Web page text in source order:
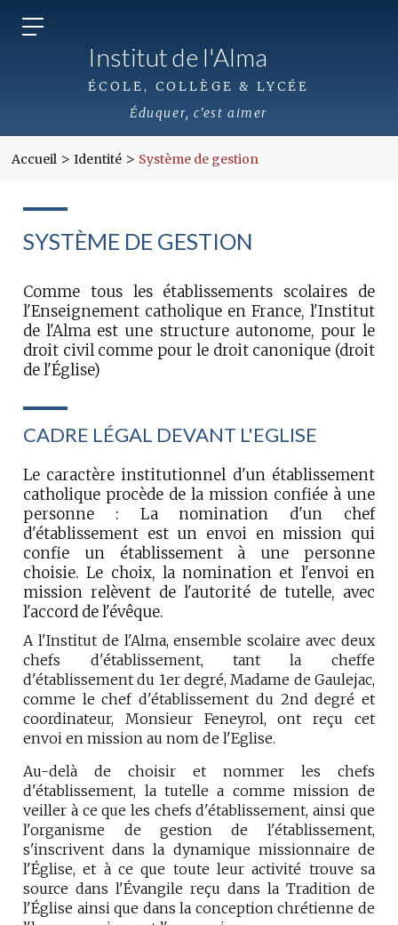
Institut de l'Alma
ÉCOLE, COLLÈGE & LYCÉE
Éduquer, c'est aimer
Accueil >Identité > Système de gestion
SYSTÈME DE GESTION
Comme tous les établissements scolaires de
l'Enseignement catholique en France, l'Institut
de l'Alma est une structure autonome, pour le
droit civil comme pour le droit canonique (droit
de l'Église)
CADRE LÉGAL DEVANT L'EGLISE
Le caractère institutionnel d'un établissement
catholique procède de la mission confiée à une
personne : La nomination d'un chef
d'établissement est un envoi en mission qui
confie un établissement à une personne
choisie. Le choix, la nomination et l'envoi en
mission relèvent de l'autorité de tutelle, avec
l'accord de l'évêque.
A l'Institut de l'Alma, ensemble scolaire avec deux
chefs d'établissement, tant la cheffe
d'établissement du 1er degré, Madame de Gaulejac,
comme le chef d'établissement du 2nd degré et
coordinateur, Monsieur Feneyrol, ont reçu cet
envoi en mission au nom de l'Eglise.
Au-delà de choisir et nommer les chefs
d'établissement, la tutelle a comme mission de
veiller à ce que les chefs d'établissement, ainsi que
l'organisme de gestion de l'établissement,
s'inscrivent dans la dynamique missionnaire de
l'Église, et à ce que toute leur activité trouve sa
source dans l'Évangile reçu dans la Tradition de
l'Église ainsi que dans la conception chrétienne de